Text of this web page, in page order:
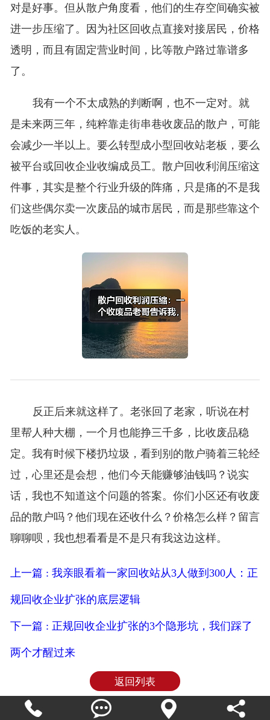
对是好事。但从散户角度看，他们的生存空间确实被
进一步压缩了。因为社区回收点直接对接居民，价格
透明，而且有固定营业时间，比等散户路过靠谱多
了。
我有一个不太成熟的判断啊，也不一定对。就
是未来两三年，纯粹靠走街串巷收废品的散户，可能
会减少一半以上。要么转型成小型回收站老板，要么
被平台或回收企业收编成员工。散户回收利润压缩这
件事，其实是整个行业升级的阵痛，只是痛的不是我
们这些偶尔卖一次废品的城市居民，而是那些靠这个
吃饭的老实人。
反正后来就这样了。老张回了老家，听说在村
里帮人种大棚，一个月也能挣三千多，比收废品稳
定。我有时候下楼扔垃圾，看到别的散户骑着三轮经
过，心里还是会想，他们今天能赚够油钱吗？说实
话，我也不知道这个问题的答案。你们小区还有收废
品的散户吗？他们现在还收什么？价格怎么样？留言
聊聊呗，我也想看看是不是只有我这边这样。
上一篇 : 我亲眼看着一家回收站从3人做到300人：正
规回收企业扩张的底层逻辑
下一篇 : 正规回收企业扩张的3个隐形坑，我们踩了
两个才醒过来
返回列表
   